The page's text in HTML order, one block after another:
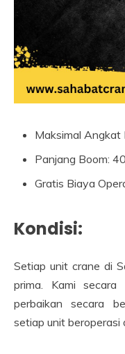
Maksimal Angkat
Panjang Boom:
Gratis Biaya
Kondisi:
Setiap unit crane di
prima. Kami
perbaikan secara
setiap unit beroperasi